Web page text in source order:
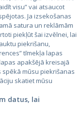
visu” vai atsaucot
Ja izsekošanas
satura un reklāmām
piekļūt šai izvēlnei, lai
piekrišanu,
tīmekļa lapas
apakšējā kreisajā
spēkā mūsu piekrišanas
skatiet mūsu
datus, lai